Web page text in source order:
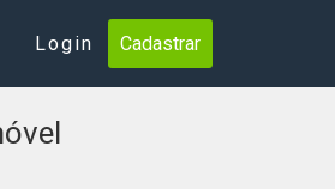
Login Cadastrar